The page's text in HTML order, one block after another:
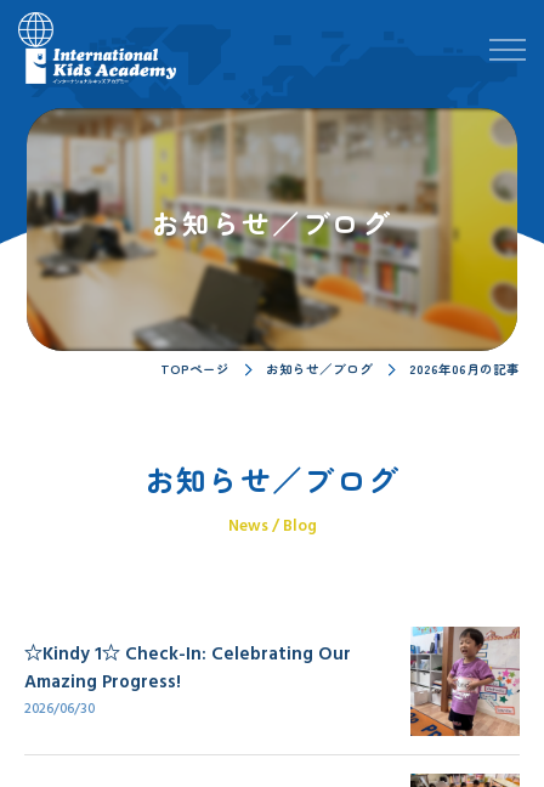
お知らせ／ブログ
TOPページ お知らせ／ブログ 2026年06月の記事
お知らせ／ブログ
News / Blog
☆Kindy 1☆ Check-In: Celebrating Our
Amazing Progress!
2026/06/30